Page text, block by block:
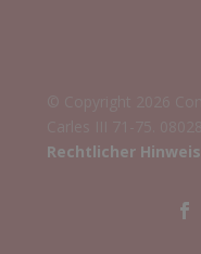
Rechtlicher Hinweis